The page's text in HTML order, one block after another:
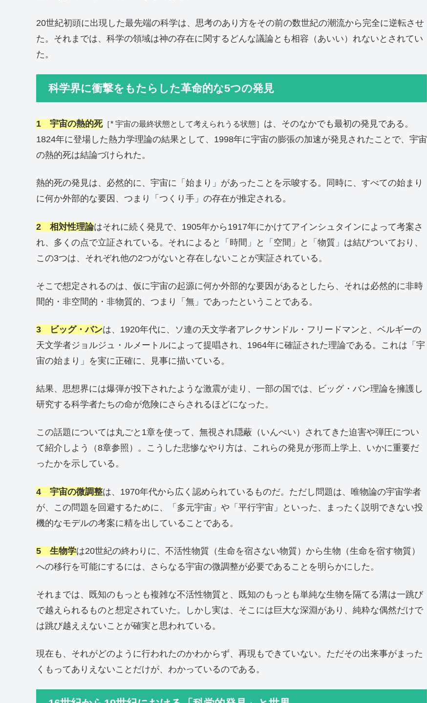
20世紀初頭に出現した最先端の科学は、思考のあり方をその前の数世紀の潮流から完全に逆転させ
た。それまでは、科学の領域は神の存在に関するどんな議論とも相容（あいい）れないとされてい
た。
科学界に衝撃をもたらした革命的な5つの発見
1 宇宙の熱的死［* 宇宙の最終状態として考えられうる状態］ は、そのなかでも最初の発見である。
1824年に登場した熱力学理論の結果として、1998年に宇宙の膨張の加速が発見されたことで、宇宙
の熱的死は結論づけられた。
熱的死の発見は、必然的に、宇宙に「始まり」があったことを示唆する。同時に、すべての始まり
に何か外部的な要因、つまり「つくり手」の存在が推定される。
2 相対性理論はそれに続く発見で、1905年から1917年にかけてアインシュタインによって考案さ
れ、多くの点で立証されている。それによると「時間」と「空間」と「物質」は結びついており、
この3つは、それぞれ他の2つがないと存在しないことが実証されている。
そこで想定されるのは、仮に宇宙の起源に何か外部的な要因があるとしたら、それは必然的に非時
間的・非空間的・非物質的、つまり「無」であったということである。
3 ビッグ・バンは、1920年代に、ソ連の天文学者アレクサンドル・フリードマンと、ベルギーの
天文学者ジョルジュ・ルメートルによって提唱され、1964年に確証された理論である。これは「宇
宙の始まり」を実に正確に、見事に描いている。
結果、思想界には爆弾が投下されたような激震が走り、一部の国では、ビッグ・バン理論を擁護し
研究する科学者たちの命が危険にさらされるほどになった。
この話題については丸ごと1章を使って、無視され隠蔽（いんぺい）されてきた迫害や弾圧につい
て紹介しよう（8章参照）。こうした悲惨なやり方は、これらの発見が形而上学上、いかに重要だ
ったかを示している。
4 宇宙の微調整は、1970年代から広く認められているものだ。ただし問題は、唯物論の宇宙学者
が、この問題を回避するために、「多元宇宙」や「平行宇宙」といった、まったく説明できない投
機的なモデルの考案に精を出していることである。
5 生物学は20世紀の終わりに、不活性物質（生命を宿さない物質）から生物（生命を宿す物質）
への移行を可能にするには、さらなる宇宙の微調整が必要であることを明らかにした。
それまでは、既知のもっとも複雑な不活性物質と、既知のもっとも単純な生物を隔てる溝は一跳び
で越えられるものと想定されていた。しかし実は、そこには巨大な深淵があり、純粋な偶然だけで
は跳び越ええないことが確実と思われている。
現在も、それがどのように行われたのかわからず、再現もできていない。ただその出来事がまった
くもってありえないことだけが、わかっているのである。